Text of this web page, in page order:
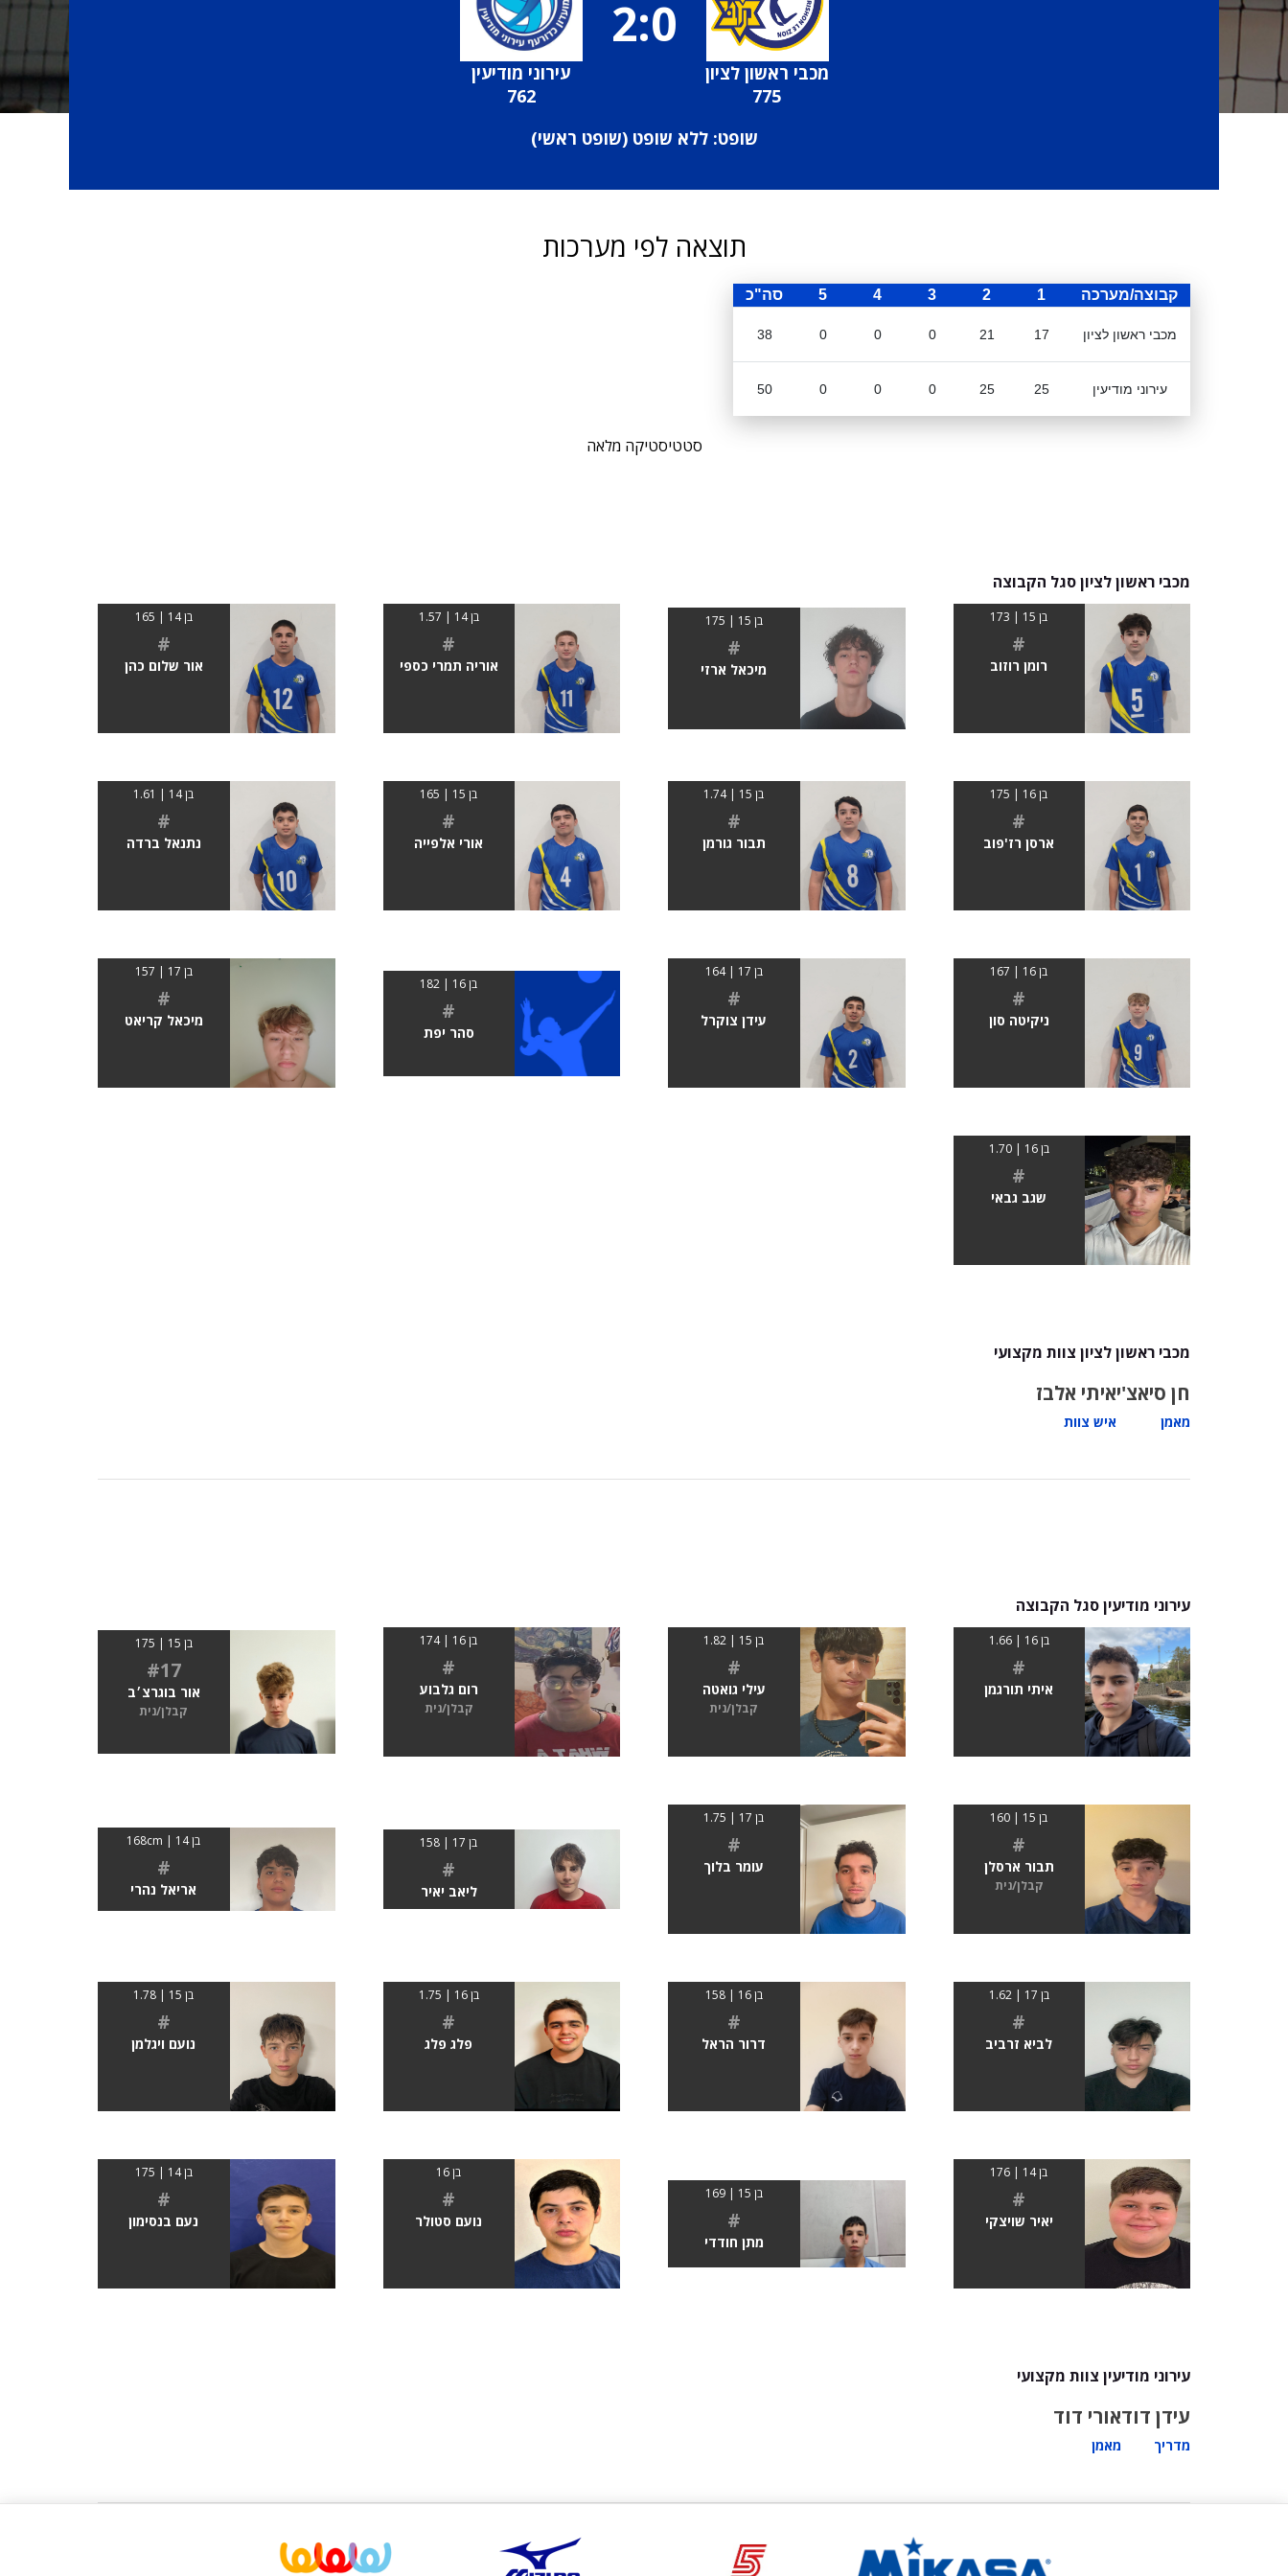
מכבי ראשון לציון
775
2:0
עירוני מודיעין
762
שופט: ללא שופט (שופט ראשי)
תוצאה לפי מערכות
קבוצה/מערכה 1
2
3
4
5 סה"כ
מכבי ראשון לציון 17
21
0
0
0
38
עירוני מודיעין 25
25
0
0
0
50
סטטיסטיקה מלאה
מכבי ראשון לציון סגל הקבוצה
בן 15 | 173
#
רומן רוזוב
בן 15 | 175
#
מיכאל ארזי
בן 14 | 1.57
#
אוריה תמרי כספי
בן 14 | 165
#
אור שלום כהן
בן 16 | 175
#
ארסן רז'פוב
בן 15 | 1.74
#
תבור גורמן
בן 15 | 165
#
אורי אלפייה
בן 14 | 1.61
#
נתנאל ברדה
בן 16 | 167
#
ניקיטה סון
בן 17 | 164
#
עידן צוקרל
בן 16 | 182
#
סהר יפת
בן 17 | 157
#
מיכאל קריאט
בן 16 | 1.70
#
שגב גבאי
מכבי ראשון לציון צוות מקצועי
חן סיאצ'י
מאמן
איתי אלבז
איש צוות
עירוני מודיעין סגל הקבוצה
בן 16 | 1.66
#
איתי תורגמן
בן 15 | 1.82
#
עילי גואטה
קבלן/נית
בן 16 | 174
#
רום גלבוע
קבלן/נית
בן 15 | 175
#17
אור בוגרצ׳ב
קבלן/נית
בן 15 | 160
#
תבור ארסלן
קבלן/נית
בן 17 | 1.75
#
עומר בלוך
בן 17 | 158
#
ליאב יאיר
בן 14 | 168cm
#
אריאל נהרי
בן 17 | 1.62
#
לביא זרביב
בן 16 | 158
#
דרור הראל
בן 16 | 1.75
#
פלג פלג
בן 15 | 1.78
#
נועם ויגלמן
בן 14 | 176
#
יאיר שויצקי
בן 15 | 169
#
מתן חודדי
בן 16
#
נועם סטולר
בן 14 | 175
#
נעם בנסימון
עירוני מודיעין צוות מקצועי
עידן דוד
מדריך
אורי דוד
מאמן